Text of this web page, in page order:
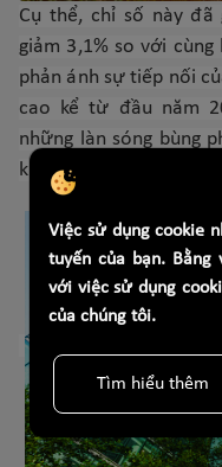
Cụ thể, chỉ số này
giảm 3,1% so với
phản ánh sự tiếp nối
cao kể từ đầu năm
những làn sóng bùng
khu vực kể từ đầu năm.
Việc sử dụng cookie
tuyến của bạn. Bằng
với việc sử dụng
của chúng tôi.
Tìm hiểu thêm